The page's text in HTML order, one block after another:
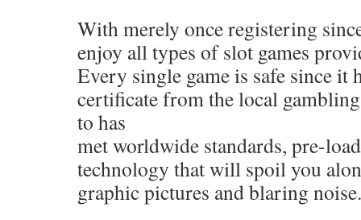
With merely once registering
enjoy all types of slot games
Every single game is safe since it
certificate from the local
to has
met worldwide standards, pre-
technology that will spoil you
graphic pictures and blaring noise.